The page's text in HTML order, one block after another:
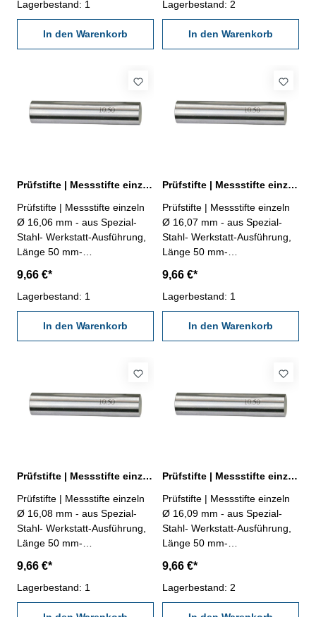
16,04 mm
Lagerbestand: 1
In den Warenkorb
16,05 mm
Lagerbestand: 2
In den Warenkorb
Prüfstifte | Messstifte einzeln Ø 16,06 mm ± 0,002 mm
Prüfstifte | Messstifte einzeln
Ø 16,06 mm - aus Spezial-
Stahl- Werkstatt-Ausführung,
Länge 50 mm-
Behältnis Abmessung: Ø
16,06 mm
9,66 €*
Lagerbestand: 1
In den Warenkorb
Prüfstifte | Messstifte einzeln Ø 16,07 mm ± 0,002 mm
Prüfstifte | Messstifte einzeln
Ø 16,07 mm - aus Spezial-
Stahl- Werkstatt-Ausführung,
Länge 50 mm-
Behältnis Abmessung: Ø
16,07 mm
9,66 €*
Lagerbestand: 1
In den Warenkorb
Prüfstifte | Messstifte einzeln Ø 16,08 mm ± 0,002 mm
Prüfstifte | Messstifte einzeln
Ø 16,08 mm - aus Spezial-
Stahl- Werkstatt-Ausführung,
Länge 50 mm-
Behältnis Abmessung: Ø
16,08 mm
9,66 €*
Lagerbestand: 1
Prüfstifte | Messstifte einzeln Ø 16,09 mm ± 0,002 mm
Prüfstifte | Messstifte einzeln
Ø 16,09 mm - aus Spezial-
Stahl- Werkstatt-Ausführung,
Länge 50 mm-
Behältnis Abmessung: Ø
16,09 mm
9,66 €*
Lagerbestand: 2